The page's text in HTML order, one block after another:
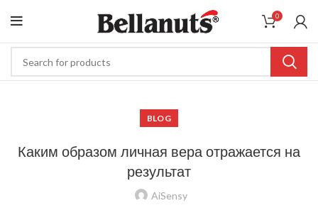
0
BLOG
Каким образом личная вера отражается на
результат
AiSensy